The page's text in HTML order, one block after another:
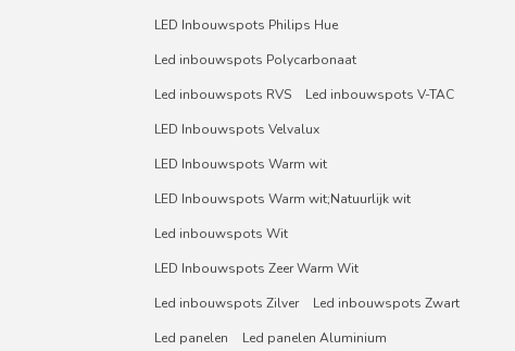
LED Inbouwspots Philips Hue
Led inbouwspots Polycarbonaat
Led inbouwspots RVS
Led inbouwspots V-TAC
LED Inbouwspots Velvalux
LED Inbouwspots Warm wit
LED Inbouwspots Warm wit;Natuurlijk wit
Led inbouwspots Wit
LED Inbouwspots Zeer Warm Wit
Led inbouwspots Zilver
Led inbouwspots Zwart
Led panelen
Led panelen Aluminium